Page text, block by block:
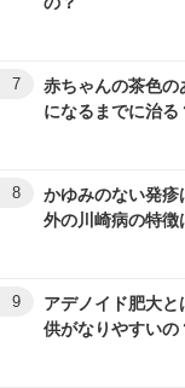
7
赤ちゃんの茶色の
になるまでに治る
8
かゆみのない発疹
外の川崎病の特徴
9
アデノイド肥大
供がなりやすいの